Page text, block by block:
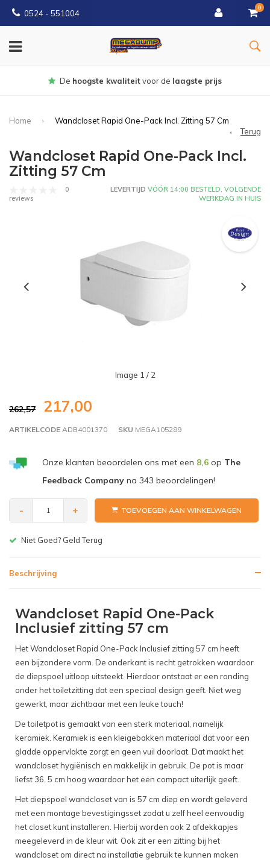
0524 - 551004
0
Gratis bezorgd vanaf €150
Home
Wandcloset Rapid One-Pack Incl. Zitting 57 Cm
Terug
Wandcloset Rapid One-Pack Incl.
Zitting 57 Cm
0
reviews
LEVERTIJD VÓÓR 14:00 BESTELD, VOLGENDE
WERKDAG IN HUIS
Image 1 / 2
262,57 217,00
ARTIKELCODE ADB4001370 SKU MEGA105289
Onze klanten beoordelen ons met een 8,6op The
Feedback Companyna 343 beoordelingen!
- + TOEVOEGEN AAN WINKELWAGEN
Gratis bezorgen v.a. € 150,-(NL)
Beschrijving
Wandcloset Rapid One-Pack
Inclusief zitting 57 cm
Het Wandcloset Rapid One-Pack Inclusief zitting 57 cm heeft
een bijzondere vorm. De onderkant is recht getrokken waardoor
de diepspoel uitloop uitsteekt. Hierdoor ontstaat er een ronding
onder het toiletzitting dat een speciaal design geeft. Niet weg
gewerkt, maar zichtbaar met een leuke touch!
De toiletpot is gemaakt van een sterk materiaal, namelijk
keramiek. Keramiek is een kleigebakken materiaal dat voor een
gladde oppervlakte zorgt en geen vuil doorlaat. Dat maakt het
wandcloset hygiënisch en makkelijk in gebruik. De pot is maar
liefst 36. 5 cm hoog waardoor het een compact uiterlijk geeft.
Het diepspoel wandcloset van is 57 cm diep en wordt geleverd
met een montage bevestigingsset zodat u zelf heel eenvoudig
het closet kunt installeren. Hierbij worden ook 2 afdekkapjes
meegeleverd in de kleur wit. Ook zit er een zitting bij het
wandcloset om direct na installatie gebruik te kunnen maken